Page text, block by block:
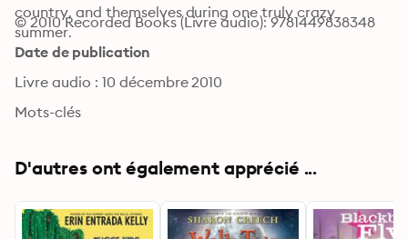
country, and themselves during one truly crazy
summer.
© 2010 Recorded Books (Livre audio): 9781449838348
Date de publication
Livre audio : 10 décembre 2010
Mots-clés
D'autres ont également apprécié ...